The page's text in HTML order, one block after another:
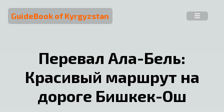
GuideBook of Kyrgyzstan
Перевал Ала-Бель:
Красивый маршрут на
дороге Бишкек-Ош